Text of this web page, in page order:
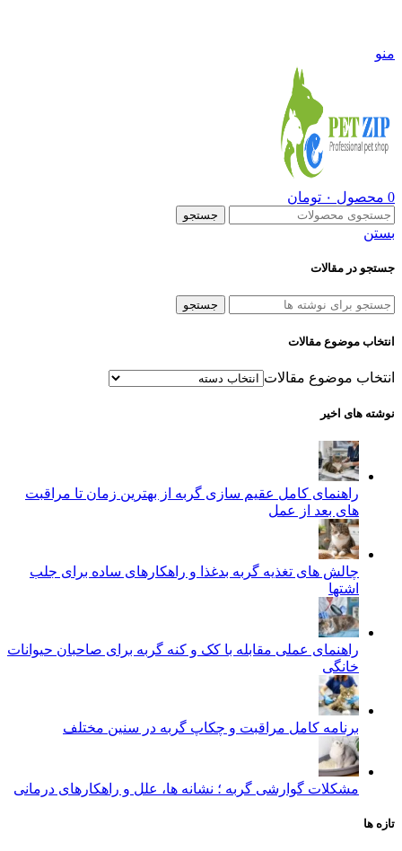
منو
0 محصول ۰ تومان
جستجو
بستن
جستجو در مقالات
جستجو
انتخاب موضوع مقالات
انتخاب موضوع مقالات
نوشته های اخیر
راهنمای کامل عقیم سازی گربه از بهترین زمان تا مراقبت‌
های بعد از عمل
چالش‌ های تغذیه گربه بدغذا و راهکارهای ساده برای جلب
اشتها
راهنمای عملی مقابله با کک و کنه گربه برای صاحبان حیوانات
خانگی
برنامه کامل مراقبت و چکاپ گربه در سنین مختلف
مشکلات گوارشی گربه ؛ نشانه‌ ها، علل و راهکارهای درمانی
تازه ها